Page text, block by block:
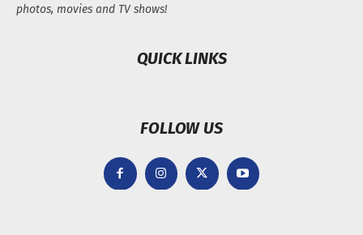
photos, movies and TV shows!
QUICK LINKS
FOLLOW US